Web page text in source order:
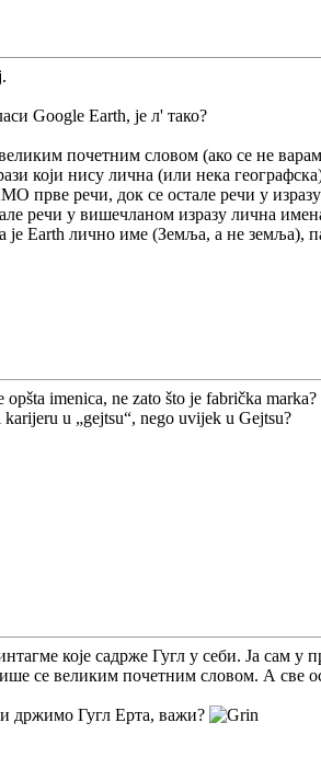
Google Earth, је л' тако?
почетним словом (ако се не
који нису лична (или нека
прве речи, док се остале речи у
у вишечланом изразу лична
Earth лично име (Земља, а не земља),
opšta imenica, ne zato što je fabrička
u „gejtsu“, nego uvijek u Gejtsu?
које садрже Гугл у себи. Ја сам
се великим почетним словом. А све
држимо Гугл Ерта, важи?